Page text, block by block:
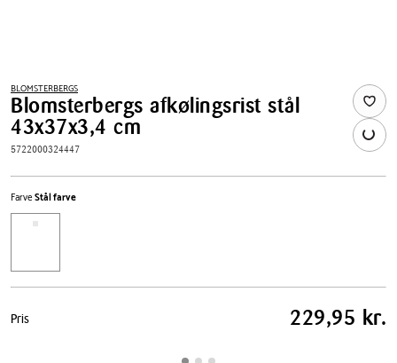
BLOMSTERBERGS
Blomsterbergs afkølingsrist stål
43x37x3,4 cm
5722000324447
FarveStål farve
Pris
tabel
Pris 229,95 kr.